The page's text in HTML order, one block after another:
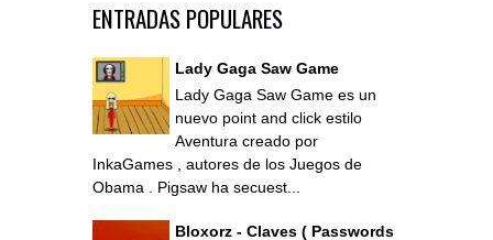
ENTRADAS POPULARES
Lady Gaga Saw Game
Lady Gaga Saw Game es un
nuevo point and click estilo
Aventura creado por
InkaGames , autores de los Juegos de
Obama . Pigsaw ha secuest...
Bloxorz - Claves ( Passwords